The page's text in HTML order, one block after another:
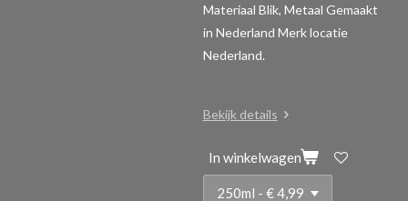
Materiaal Blik, Metaal Gemaakt
in Nederland Merk locatie
Nederland.
Bekijk details
In winkelwagen